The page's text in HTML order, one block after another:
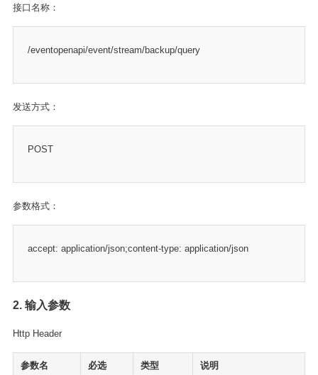
接口名称：
/eventopenapi/event/stream/backup/query
发送方式：
POST
参数格式：
accept: application/json;content-type: application/json
2. 输入参数
Http Header
参数名 必选 类型 说明